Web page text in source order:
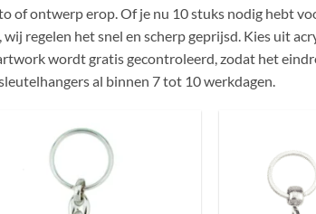
of ontwerp erop. Of je nu 10 stuks nodig hebt
regelen het snel en scherp geprijsd. Kies uit
wordt gratis gecontroleerd, zodat het
al binnen 7 tot 10 werkdagen.